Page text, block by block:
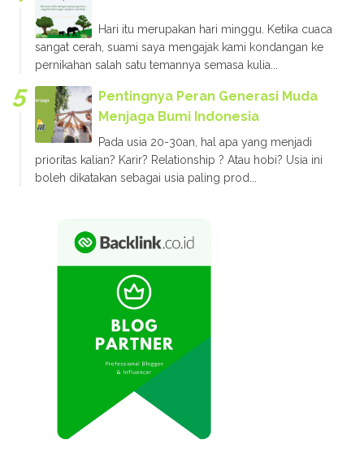
Hari itu merupakan hari minggu. Ketika cuaca
sangat cerah, suami saya mengajak kami kondangan ke
pernikahan salah satu temannya semasa kulia...
Pentingnya Peran Generasi Muda
Menjaga Bumi Indonesia
Pada usia 20-30an, hal apa yang menjadi
prioritas kalian? Karir? Relationship ? Atau hobi? Usia ini
boleh dikatakan sebagai usia paling prod...